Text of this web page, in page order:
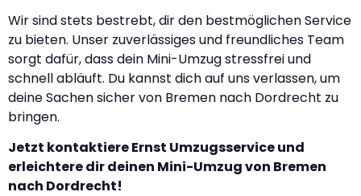
Wir sind stets bestrebt, dir den bestmöglichen Service
zu bieten. Unser zuverlässiges und freundliches Team
sorgt dafür, dass dein Mini-Umzug stressfrei und
schnell abläuft. Du kannst dich auf uns verlassen, um
deine Sachen sicher von Bremen nach Dordrecht zu
bringen.
Jetzt kontaktiere Ernst Umzugsservice und
erleichtere dir deinen Mini-Umzug von Bremen
nach Dordrecht!